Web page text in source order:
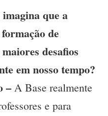
que a
de
desafios
em nosso tempo?
– A Base realmente
e para